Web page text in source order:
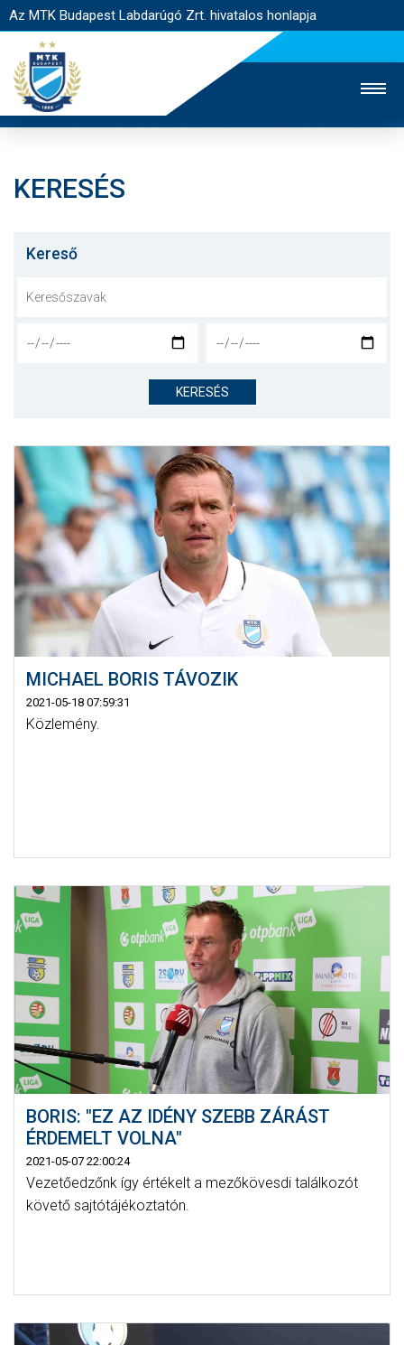
Az MTK Budapest Labdarúgó Zrt. hivatalos honlapja
JEGYÉRTÉKESÍTÉS
NYITÓLAP
CSAPATOK
KLUB
GALÉRIA
SZURKOLÓI ÉLMÉNYEK
AKKREDITÁCIÓ
KERESÉS
Kereső
KERESÉS
MICHAEL BORIS TÁVOZIK
2021-05-18 07:59:31
Közlemény.
BORIS: "EZ AZ IDÉNY SZEBB ZÁRÁST
ÉRDEMELT VOLNA"
2021-05-07 22:00:24
Vezetőedzőnk így értékelt a mezőkövesdi találkozót
követő sajtótájékoztatón.